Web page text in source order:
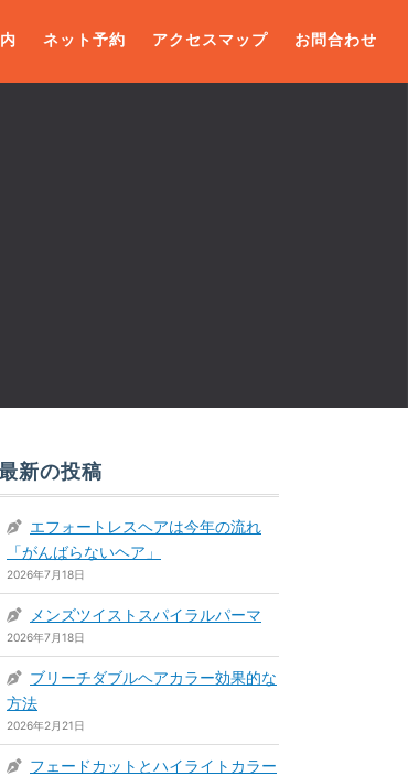
ネット予約 アクセスマップ お問合わせ
新の投稿
エフォートレスヘアは今年の流れ
「がんばらないヘア」
2026年7月18日
メンズツイストスパイラルパーマ
2026年7月18日
ブリーチダブルヘアカラー効果的な
方法
2026年2月21日
フェードカットとハイライトカラー